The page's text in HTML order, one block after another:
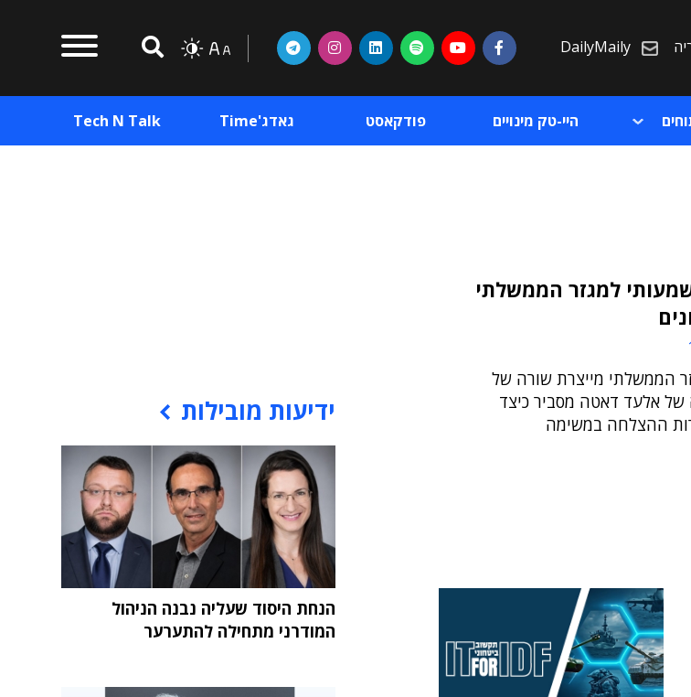
DailyMaily
היי-טק מינויים פודקאסט גאדג'Time Tech N Talk
למגזר הממשלתי
הממשלתי מייצרת שורה של
אלעד דאטה מסביר כיצד
ההצלחה במשימה
ידיעות מובילות
הנחת היסוד שעליה נבנה הניהול
המודרני מתחילה להתערער